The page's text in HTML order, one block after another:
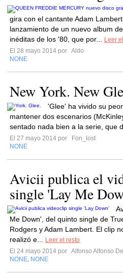
gira con el cantante Adam
lanzamiento de un nuevo album
inéditas de los '80, que por...
Leer
El 28 mayo 2014 por Aldo
NONE
New York. New
'Glee' ha vivido su
mantener dos escenarios
sentado nada bien a la serie, que
El 27 mayo 2014 por
Fon_lost
NONE
Avicii publica el
single 'Lay Me
Me Down', del quinto single de
Rodgers y Adam Lambert. El clip
realizó e...
Leer el resto
El 24 mayo 2014 por Alfonso Alfonso
NONE NONE